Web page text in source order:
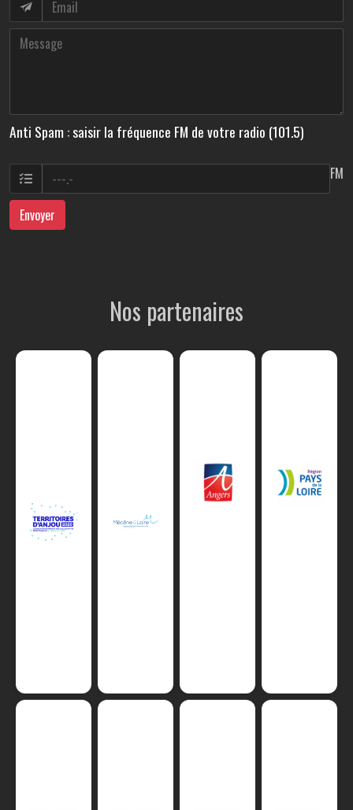
Anti Spam : saisir la fréquence FM de votre radio (101.5)
FM
Envoyer
Nos partenaires